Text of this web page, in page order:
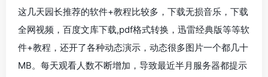
这几天园长推荐的软件+教程比较多，下载无损音乐，下载
全网视频，百度文库下载,pdf格式转换，迅雷经典版等等软
件+教程，还开了各种动态演示，动态很多图片一个都几十
MB。每天观看人数不断增加，导致最近半月服务器都提示